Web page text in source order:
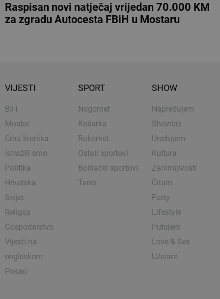
Raspisan novi natječaj vrijedan 70.000 KM
za zgradu Autocesta FBiH u Mostaru
VIJESTI
BIH
Mostar
Crna kronika
Istražili smo
Politika
Hrvatska
Svijet
Religija
Gospodarstvo
Vijesti na
engleskom
Posao
SPORT
Nogomet
Košarka
Rukomet
Ostali sportovi
Borilački sportovi
Tenis
SHOW
Napredujem
Showbiz
Uređujem
Kultura
Zanimljivosti
Čitam
Party
Lifestyle
Putujem
Love & Sex
Uživam